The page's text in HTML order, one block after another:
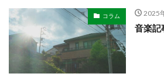
コラム 2025
音楽